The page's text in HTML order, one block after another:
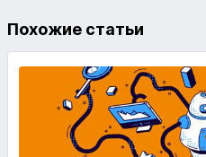
Похожие статьи